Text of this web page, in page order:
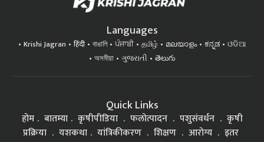
Languages
Krishi Jagran हिंदी বাঙালি ਪੰਜਾਬੀ தமிழ் മലയാളം ಕನ್ನಡ
ଓଡିଆ
অসমীয়া
ગુજરાતી తెలుగు
Quick Links
होम बातम्या कृषीपीडिया फलोत्पादन पशुसंवर्धन
कृषी
प्रक्रिया
यशकथा यांत्रिकीकरण शिक्षण आरोग्य इतर